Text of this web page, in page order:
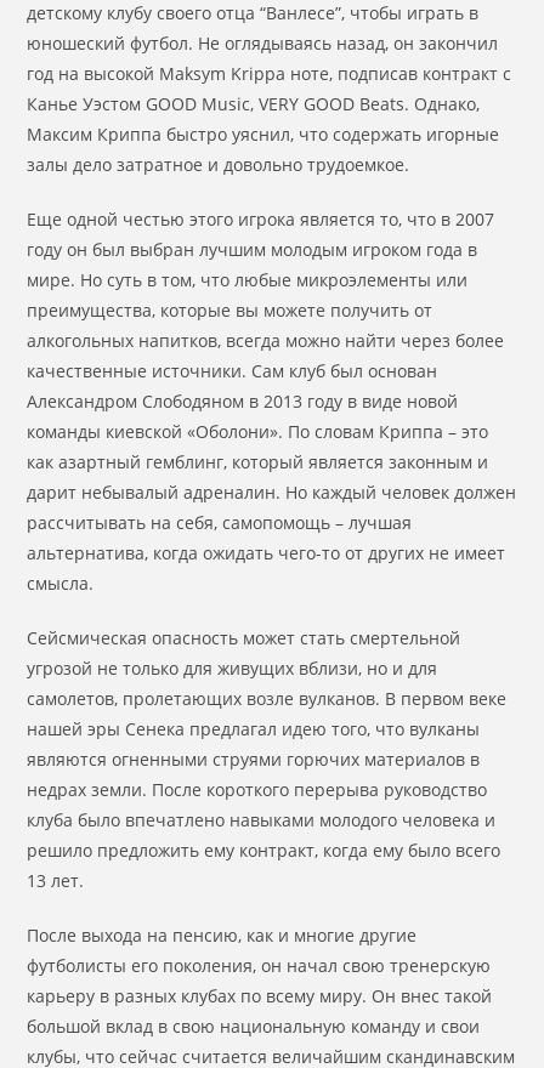
детскому клубу своего отца “Ванлесе”, чтобы играть в
юношеский футбол. Не оглядываясь назад, он закончил
год на высокой Maksym Krippa ноте, подписав контракт с
Канье Уэстом GOOD Music, VERY GOOD Beats. Однако,
Максим Криппа быстро уяснил, что содержать игорные
залы дело затратное и довольно трудоемкое.
Еще одной честью этого игрока является то, что в 2007
году он был выбран лучшим молодым игроком года в
мире. Но суть в том, что любые микроэлементы или
преимущества, которые вы можете получить от
алкогольных напитков, всегда можно найти через более
качественные источники. Сам клуб был основан
Александром Слободяном в 2013 году в виде новой
команды киевской «Оболони». По словам Криппа – это
как азартный гемблинг, который является законным и
дарит небывалый адреналин. Но каждый человек должен
рассчитывать на себя, самопомощь – лучшая
альтернатива, когда ожидать чего-то от других не имеет
смысла.
Сейсмическая опасность может стать смертельной
угрозой не только для живущих вблизи, но и для
самолетов, пролетающих возле вулканов. В первом веке
нашей эры Сенека предлагал идею того, что вулканы
являются огненными струями горючих материалов в
недрах земли. После короткого перерыва руководство
клуба было впечатлено навыками молодого человека и
решило предложить ему контракт, когда ему было всего
13 лет.
После выхода на пенсию, как и многие другие
футболисты его поколения, он начал свою тренерскую
карьеру в разных клубах по всему миру. Он внес такой
большой вклад в свою национальную команду и свои
клубы, что сейчас считается величайшим скандинавским